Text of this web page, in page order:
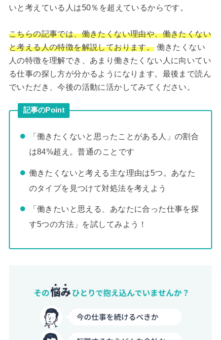
いと考えている人は50％を超えているからです。
こちらの記事では、働きたくない理由や、働きたくない
と考える人の特徴を解説しております。 働きたくない
人の特徴を理解でき、あまり働きたくない人に向いてい
る仕事の探し方が分かるようになります。最後まで読ん
でいただき、今後の活動に活かしてみてください。
記事のPoint
「働きたくないと思ったことがある人」の割合
は84%超え。普通のことです
働きたくないと考える主な理由は5つ。あなた
のタイプを見つけて対処法を考えよう
「働きたいと思える、あなたに合った仕事を探
す5つの方法」を試してみよう！